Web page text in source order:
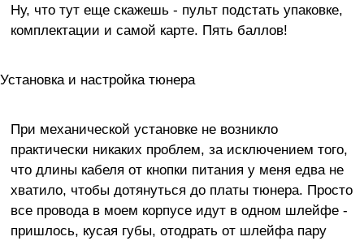
Ну, что тут еще скажешь - пульт подстать упаковке,
комплектации и самой карте. Пять баллов!
Установка и настройка тюнера
При механической установке не возникло
практически никаких проблем, за исключением того,
что длины кабеля от кнопки питания у меня едва не
хватило, чтобы дотянуться до платы тюнера. Просто
все провода в моем корпусе идут в одном шлейфе -
пришлось, кусая губы, отодрать от шлейфа пару